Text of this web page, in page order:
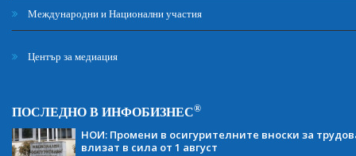
Международни и Национални участия
Център за медиация
ПОСЛЕДНО В ИНФОБИЗНЕС®
НОИ: Промени в осигурителните вноски за
влизат в сила от 1 август